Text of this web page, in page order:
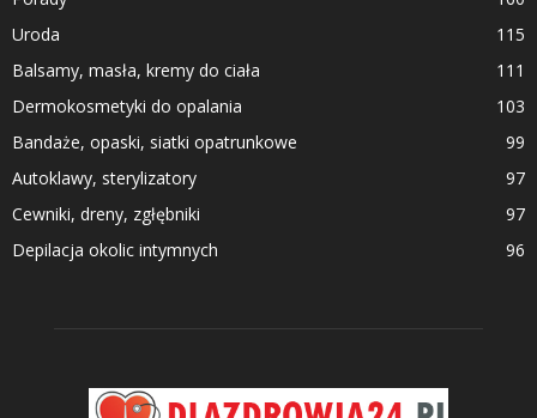
Uroda
115
Balsamy, masła, kremy do ciała
111
Dermokosmetyki do opalania
103
Bandaże, opaski, siatki opatrunkowe
99
Autoklawy, sterylizatory
97
Cewniki, dreny, zgłębniki
97
Depilacja okolic intymnych
96